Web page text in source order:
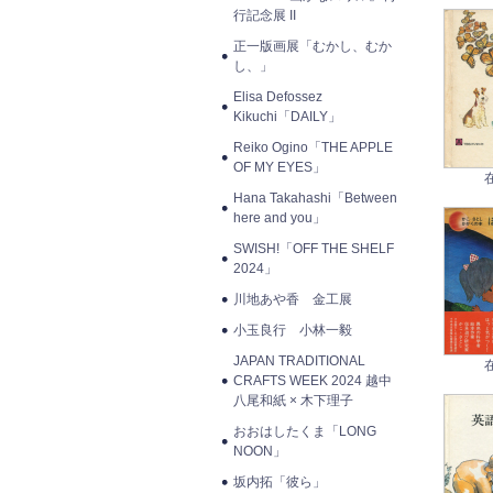
行記念展 II
正一版画展「むかし、むか
し、」
Elisa Defossez
Kikuchi「DAILY」
Reiko Ogino「THE APPLE
OF MY EYES」
Hana Takahashi「Between
here and you」
SWISH!「OFF THE SHELF
2024」
川地あや香 金工展
小玉良行 小林一毅
JAPAN TRADITIONAL
CRAFTS WEEK 2024 越中
八尾和紙 × 木下理子
おおはしたくま「LONG
NOON」
坂内拓「彼ら」